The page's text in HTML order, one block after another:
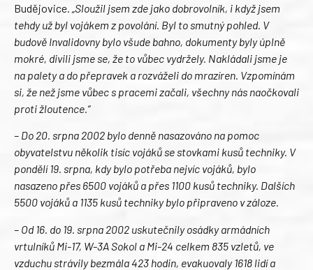
Budějovice. „Sloužil jsem zde jako dobrovolník, i když jsem
tehdy už byl vojákem z povolání. Byl to smutný pohled. V
budově Invalidovny bylo všude bahno, dokumenty byly úplně
mokré, divili jsme se, že to vůbec vydržely. Nakládali jsme je
na palety a do přepravek a rozváželi do mrazíren. Vzpomínám
si, že než jsme vůbec s pracemi začali, všechny nás naočkovali
proti žloutence.“
– Do 20. srpna 2002 bylo denně nasazováno na pomoc
obyvatelstvu několik tisíc vojáků se stovkami kusů techniky. V
pondělí 19. srpna, kdy bylo potřeba nejvíc vojáků, bylo
nasazeno přes 6500 vojáků a přes 1100 kusů techniky. Dalších
5500 vojáků a 1135 kusů techniky bylo připraveno v záloze.
– Od 16. do 19. srpna 2002 uskutečnily osádky armádních
vrtulníků Mi-17, W-3A Sokol a Mi-24 celkem 835 vzletů, ve
vzduchu strávily bezmála 423 hodin, evakuovaly 1618 lidí a